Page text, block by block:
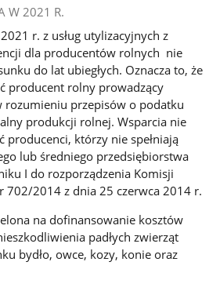
W 2021 R.
r. z usług utylizacyjnych z
dla producentów rolnych nie
do lat ubiegłych. Oznacza to, że
producent rolny prowadzący
rozumieniu przepisów o podatku
produkcji rolnej. Wsparcia nie
producenci, którzy nie spełniają
lub średniego przedsiębiorstwa
I do rozporządzenia Komisji
702/2014 z dnia 25 czerwca 2014 r.
na dofinansowanie kosztów
padłych zwierząt
bydło, owce, kozy, konie oraz